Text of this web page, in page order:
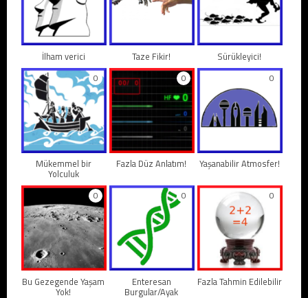
İlham verici Taze Fikir! Sürükleyici!
0
Mükemmel bir
Yolculuk
0
Fazla Düz Anlatım!
0
Yaşanabilir Atmosfer!
0
Bu Gezegende Yaşam
Yok!
0
Enteresan
Burgular/Ayak
0
Fazla Tahmin Edilebilir